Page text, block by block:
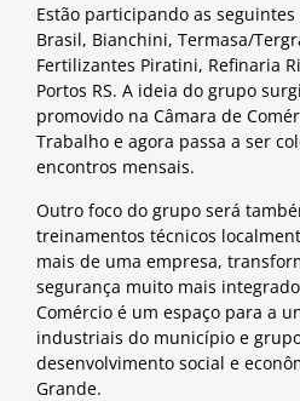
Estão participando as seguintes
Brasil, Bianchini, Termasa/
Fertilizantes Piratini, Refinaria
Portos RS. A ideia do grupo
promovido na Câmara de
Trabalho e agora passa a ser
encontros mensais.
Outro foco do grupo será
treinamentos técnicos
mais de uma empresa,
segurança muito mais
Comércio é um espaço para a
industriais do município e
desenvolvimento social e
Grande.